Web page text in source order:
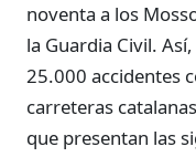
noventa a los
la Guardia Civil.
25.000 accidentes
carreteras
que presentan las